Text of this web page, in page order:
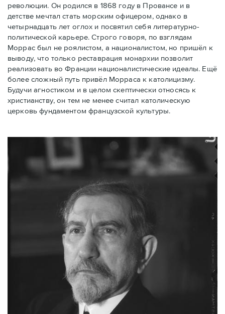
революции. Он родился в 1868 году в Провансе и в
детстве мечтал стать морским офицером, однако в
четырнадцать лет оглох и посвятил себя литературно-
политической карьере. Строго говоря, по взглядам
Моррас был не роялистом, а националистом, но пришёл к
выводу, что только реставрация монархии позволит
реализовать во Франции националистические идеалы. Ещё
более сложный путь привёл Морраса к католицизму.
Будучи агностиком и в целом скептически относясь к
христианству, он тем не менее считал католическую
церковь фундаментом французской культуры.